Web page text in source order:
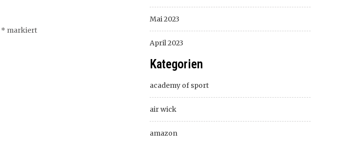
* markiert
Mai 2023
April 2023
Kategorien
academy of sport
air wick
amazon